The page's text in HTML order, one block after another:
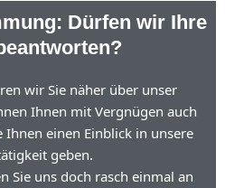
Dürfen wir Ihre
wir Sie näher über unser
Ihnen mit Vergnügen auch
Ihnen einen Einblick in unsere
geben.
Sie uns doch rasch einmal an